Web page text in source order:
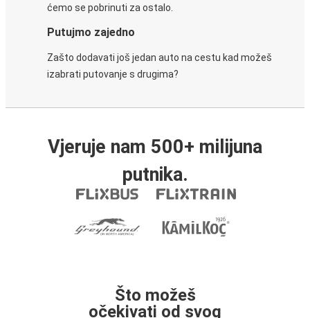
ćemo se pobrinuti za ostalo.
Putujmo zajedno
Zašto dodavati još jedan auto na cestu kad možeš
izabrati putovanje s drugima?
Vjeruje nam 500+ milijuna
putnika.
Što možeš
očekivati od svog